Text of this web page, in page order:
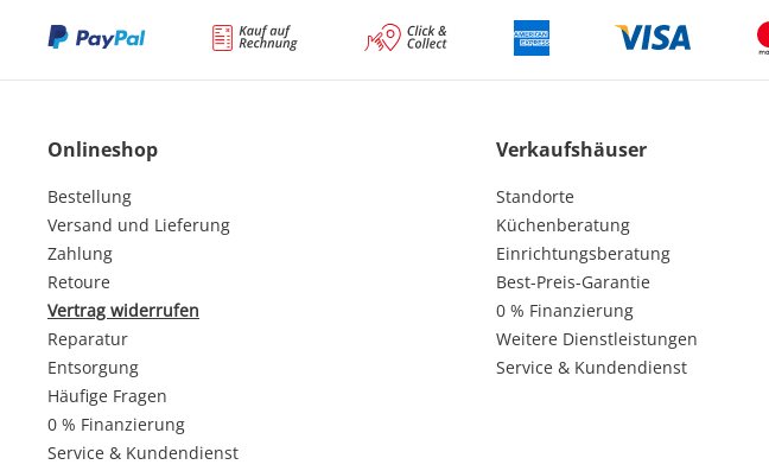
Onlineshop
Bestellung
Versand und Lieferung
Zahlung
Retoure
Vertrag widerrufen
Reparatur
Entsorgung
Häufige Fragen
0 % Finanzierung
Service & Kundendienst
Verkaufshäuser
Standorte
Küchenberatung
Einrichtungsberatung
Best-Preis-Garantie
0 % Finanzierung
Weitere Dienstleistungen
Service & Kundendienst